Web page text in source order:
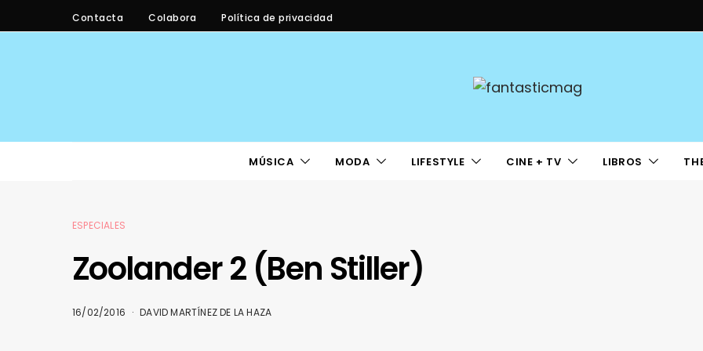
Contacta Colabora Política de privacidad
MÚSICA MODA LIFESTYLE CINE + TV LIBROS
ESPECIALES
Zoolander 2 (Ben Stiller)
16/02/2016 DAVID MARTÍNEZ DE LA HAZA